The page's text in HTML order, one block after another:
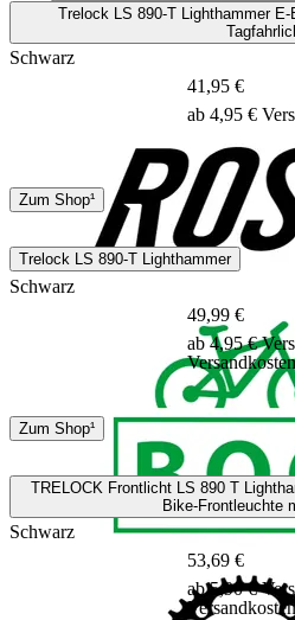
Trelock LS 890-T Lighthammer
Schwarz
DHL
41,95 €
ab 4,95 €
Zum Shop¹
Trelock LS 890-T Lighthammer
Schwarz
DHL
49,99 €
ab 4,95 €
Zum Shop¹
TRELOCK Frontlicht LS 890 T
Bike-Frontleuchte
Schwarz
53,69 €
ab 5,90 €